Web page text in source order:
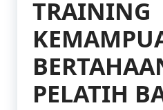
TRAINING
PELATIH